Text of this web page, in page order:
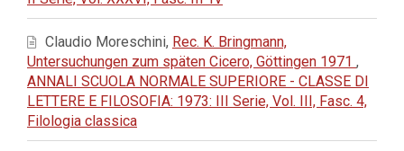
Claudio Moreschini, Rec. K. Bringmann,
Untersuchungen zum späten Cicero, Göttingen 1971 ,
ANNALI SCUOLA NORMALE SUPERIORE - CLASSE DI
LETTERE E FILOSOFIA: 1973: III Serie, Vol. III, Fasc. 4,
Filologia classica